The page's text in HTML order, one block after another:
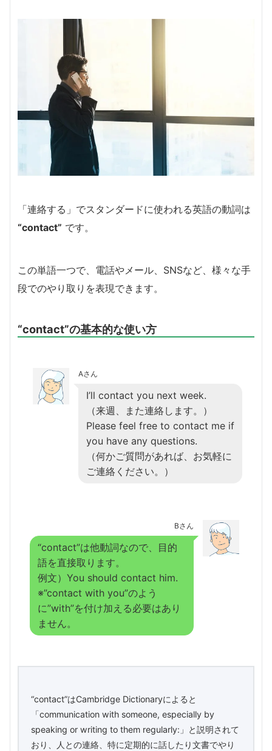
「連絡する」でスタンダードに使われる英語の動詞は
“contact” です。
この単語一つで、電話やメール、SNSなど、様々な手
段でのやり取りを表現できます。
“contact”の基本的な使い方
Aさん
I’ll contact you next week.
（来週、また連絡します。）
Please feel free to contact me if
you have any questions.
（何かご質問があれば、お気軽に
ご連絡ください。）
Bさん
“contact”は他動詞なので、目的
語を直接取ります。
例文）You should contact him.
※”contact with you”のよう
に”with”を付け加える必要はあり
ません。
“contact”はCambridge Dictionaryによると
「communication with someone, especially by
speaking or writing to them regularly:」と説明されて
おり、人との連絡、特に定期的に話したり文書でやり